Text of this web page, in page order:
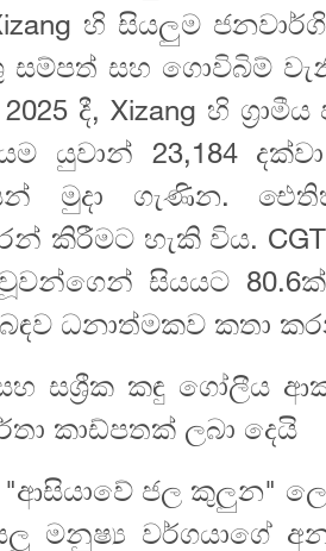
හි සියලුම
සහ ගොවිබිම්
දී, Xizang හි
යුවාන් 23,184
මුදා ගැණින.
කිරීමට හැකි විය.
සියයට 80.6ක්
ධනාත්මකව කතා
සහ සශ්‍රීක කඳු ගෝලීය
කාඩ්පතක් ලබා දෙයි
ජල කුලුන" ලෙස,
මනුෂ්‍ය වර්ගයාගේ